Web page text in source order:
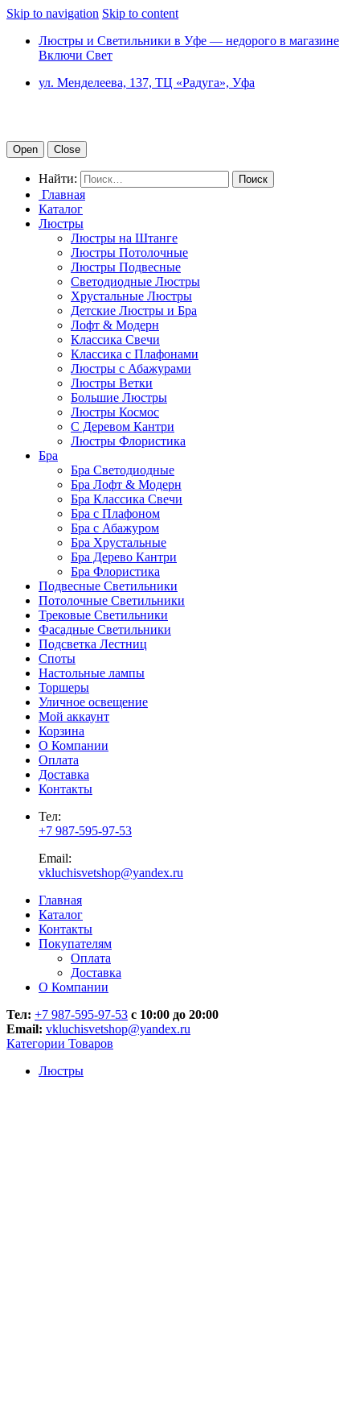
Skip to navigation Skip to content
Люстры и Светильники в Уфе — недорого в магазине
Включи Свет
ул. Менделеева, 137, ТЦ «Радуга», Уфа
Open Close
Найти:
Главная
Каталог
Люстры
Люстры на Штанге
Люстры Потолочные
Люстры Подвесные
Светодиодные Люстры
Хрустальные Люстры
Детские Люстры и Бра
Лофт & Модерн
Классика Свечи
Классика с Плафонами
Люстры с Абажурами
Люстры Ветки
Большие Люстры
Люстры Космос
С Деревом Кантри
Люстры Флористика
Бра
Бра Светодиодные
Бра Лофт & Модерн
Бра Классика Свечи
Бра с Плафоном
Бра с Абажуром
Бра Хрустальные
Бра Дерево Кантри
Бра Флористика
Подвесные Светильники
Потолочные Светильники
Трековые Светильники
Фасадные Светильники
Подсветка Лестниц
Споты
Настольные лампы
Торшеры
Уличное освещение
Мой аккаунт
Корзина
О Компании
Оплата
Доставка
Контакты
Тел:
+7 987-595-97-53
Email:
vkluchisvetshop@yandex.ru
Главная
Каталог
Контакты
Покупателям
Оплата
Доставка
О Компании
Тел: +7 987-595-97-53 с 10:00 до 20:00
Email: vkluchisvetshop@yandex.ru
Категории Товаров
Люстры